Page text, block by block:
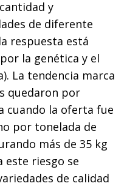
y
de diferente
respuesta está
la genética y el
La tendencia marca
quedaron por
cuando la oferta fue
por tonelada de
más de 35 kg
riesgo se
de calidad